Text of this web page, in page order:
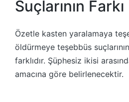
Suçlarının Farkı
Özetle kasten yaralamaya
öldürmeye teşebbüs
farklıdır. Şüphesiz ikisi
amacına göre belirlenecektir.